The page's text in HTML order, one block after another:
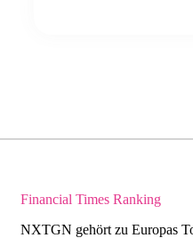
Financial Times Ranking
NXTGN gehört zu Europas